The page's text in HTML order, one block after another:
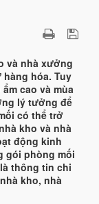
và nhà xưởng
hóa. Tuy
cao và mùa
lý tưởng để
có thể trở
kho và nhà
động kinh
gói phòng mối
thông tin chi
kho, nhà